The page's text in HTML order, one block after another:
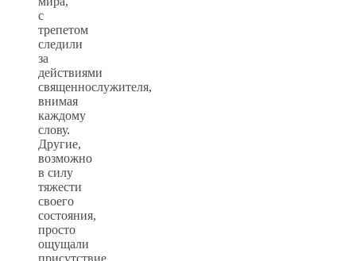
с
трепетом
следили
за
действиями
священнослужителя,
внимая
каждому
слову.
Другие,
возможно
в силу
тяжести
своего
состояния,
просто
ощущали
присутствие